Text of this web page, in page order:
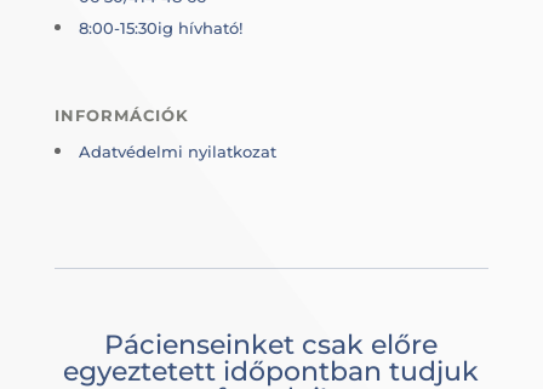
8:00-15:30ig hívható!
INFORMÁCIÓK
Adatvédelmi nyilatkozat
Pácienseinket csak előre
egyeztetett időpontban tudjuk